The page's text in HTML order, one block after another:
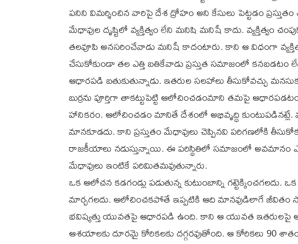
పనిని విమర్శించిన వారిపై దేశ ద్రోహం అని కేసులు పెట్టడం ప్రస్తుతం
మేధావుల దృష్టిలో వ్యక్తిత్వం లేని మనిషి మనిషే కాదు. వ్యక్తిత్వం
తలవూపి అనసరించేవాడు మనిషే కాదంటారు. కాని ఆ విధంగా
చేసుకోకుండా తల ఎత్తి బతికేవాడు ప్రస్తుత సమాజంలో కనబడటం
ఆధారపడి బతుకుతున్నాడు. ఇతరుల సలహాలు తీసుకోవచ్చు
బుర్రను పూర్తిగా తాకట్టుపెట్టి ఆలోచించడంమాని తమపై
హానికరం. ఆలోచించడం మానితే దేశంలో అభివృద్ధి
మానకూడదు. కాని ప్రస్తుతం మేధావులు చెప్పినవి పరిగణలోకి
రాజకీయాలు నడుస్తున్నాయి. ఈ పరిస్థితిలో సమాజంలో అవమానం
మేధావులు ఇంటికే పరిమితమవుతున్నారు.
ఒక ఆలోచన కడగండ్లు పడుతున్న కుటుంబాన్ని గట్టెక్కించగలదు.
మార్చగలదు. ఆలోచించకపోతే ఇప్పటికి ఆది మానవుడిలాగే జీవితం
భవిష్యత్తు యువతపై ఆధారపడి ఉంది. కాని ఆ యువత ఇతరులపై
ఆశయాలకు దూరమై కోరికలకు దగ్గరవుతోంది. ఆ కోరికలు 90